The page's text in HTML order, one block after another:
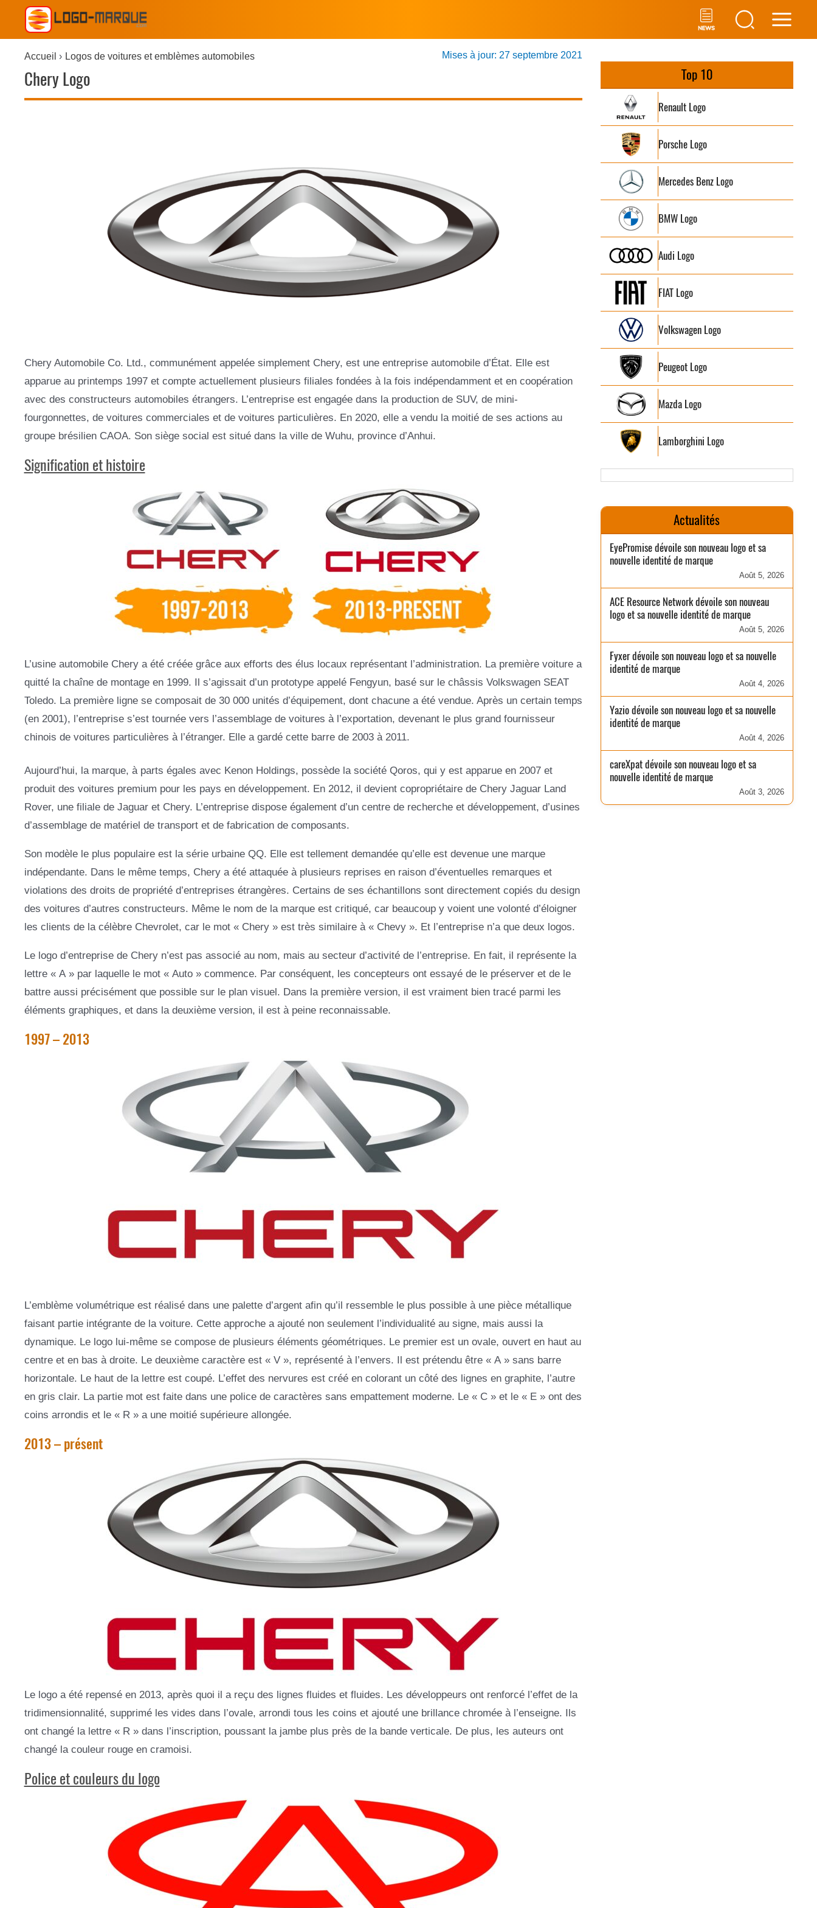
Accueil Logos de voitures et emblèmes automobiles
Chery Logo
Mises à jour: 27 septembre 2021
Chery Automobile Co. Ltd., communément appelée simplement Chery, est une entreprise automobile d’État. Elle est
apparue au printemps 1997 et compte actuellement plusieurs filiales fondées à la fois indépendamment et en coopération
avec des constructeurs automobiles étrangers. L’entreprise est engagée dans la production de SUV, de mini-
fourgonnettes, de voitures commerciales et de voitures particulières. En 2020, elle a vendu la moitié de ses actions au
groupe brésilien CAOA. Son siège social est situé dans la ville de Wuhu, province d’Anhui.
Signification et histoire
L’usine automobile Chery a été créée grâce aux efforts des élus locaux représentant l’administration. La première voiture a
quitté la chaîne de montage en 1999. Il s’agissait d’un prototype appelé Fengyun, basé sur le châssis Volkswagen SEAT
Toledo. La première ligne se composait de 30 000 unités d’équipement, dont chacune a été vendue. Après un certain temps
(en 2001), l’entreprise s’est tournée vers l’assemblage de voitures à l’exportation, devenant le plus grand fournisseur
chinois de voitures particulières à l’étranger. Elle a gardé cette barre de 2003 à 2011.
Aujourd’hui, la marque, à parts égales avec Kenon Holdings, possède la société Qoros, qui y est apparue en 2007 et
produit des voitures premium pour les pays en développement. En 2012, il devient copropriétaire de Chery Jaguar Land
Rover, une filiale de Jaguar et Chery. L’entreprise dispose également d’un centre de recherche et développement, d’usines
d’assemblage de matériel de transport et de fabrication de composants.
Son modèle le plus populaire est la série urbaine QQ. Elle est tellement demandée qu’elle est devenue une marque
indépendante. Dans le même temps, Chery a été attaquée à plusieurs reprises en raison d’éventuelles remarques et
violations des droits de propriété d’entreprises étrangères. Certains de ses échantillons sont directement copiés du design
des voitures d’autres constructeurs. Même le nom de la marque est critiqué, car beaucoup y voient une volonté d’éloigner
les clients de la célèbre Chevrolet, car le mot « Chery » est très similaire à « Chevy ». Et l’entreprise n’a que deux logos.
Le logo d’entreprise de Chery n’est pas associé au nom, mais au secteur d’activité de l’entreprise. En fait, il représente la
lettre « A » par laquelle le mot « Auto » commence. Par conséquent, les concepteurs ont essayé de le préserver et de le
battre aussi précisément que possible sur le plan visuel. Dans la première version, il est vraiment bien tracé parmi les
éléments graphiques, et dans la deuxième version, il est à peine reconnaissable.
1997 – 2013
L’emblème volumétrique est réalisé dans une palette d’argent afin qu’il ressemble le plus possible à une pièce métallique
faisant partie intégrante de la voiture. Cette approche a ajouté non seulement l’individualité au signe, mais aussi la
dynamique. Le logo lui-même se compose de plusieurs éléments géométriques. Le premier est un ovale, ouvert en haut au
centre et en bas à droite. Le deuxième caractère est « V », représenté à l’envers. Il est prétendu être « A » sans barre
horizontale. Le haut de la lettre est coupé. L’effet des nervures est créé en colorant un côté des lignes en graphite, l’autre
en gris clair. La partie mot est faite dans une police de caractères sans empattement moderne. Le « C » et le « E » ont des
coins arrondis et le « R » a une moitié supérieure allongée.
2013 – présent
Le logo a été repensé en 2013, après quoi il a reçu des lignes fluides et fluides. Les développeurs ont renforcé l’effet de la
tridimensionnalité, supprimé les vides dans l’ovale, arrondi tous les coins et ajouté une brillance chromée à l’enseigne. Ils
ont changé la lettre « R » dans l’inscription, poussant la jambe plus près de la bande verticale. De plus, les auteurs ont
changé la couleur rouge en cramoisi.
Police et couleurs du logo
Top 10
Renault Logo
Porsche Logo
Mercedes Benz Logo
BMW Logo
Audi Logo
FIAT Logo
Volkswagen Logo
Peugeot Logo
Mazda Logo
Lamborghini Logo
Actualités
EyePromise dévoile son nouveau logo et sa
nouvelle identité de marque
Août 5, 2026
ACE Resource Network dévoile son nouveau
logo et sa nouvelle identité de marque
Août 5, 2026
Fyxer dévoile son nouveau logo et sa nouvelle
identité de marque
Août 4, 2026
Yazio dévoile son nouveau logo et sa nouvelle
identité de marque
Août 4, 2026
careXpat dévoile son nouveau logo et sa
nouvelle identité de marque
Août 3, 2026